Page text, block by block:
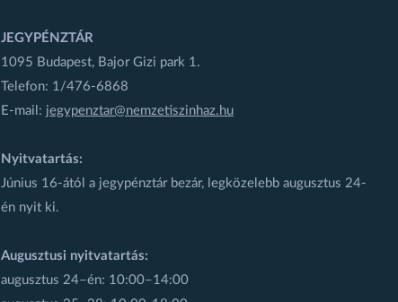
JEGYPÉNZTÁR
1095 Budapest, Bajor Gizi park 1.
Telefon: 1/476-6868
E-mail: jegypenztar@nemzetiszinhaz.hu
Nyitvatartás:
Június 16-ától a jegypénztár bezár, legközelebb augusztus 24-
én nyit ki.
Augusztusi nyitvatartás:
augusztus 24–én: 10:00–14:00